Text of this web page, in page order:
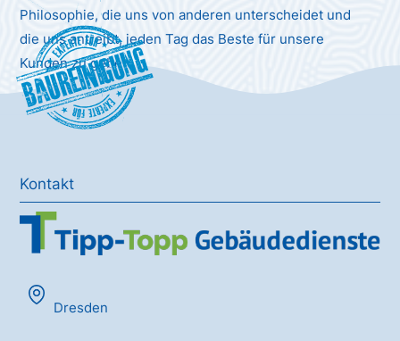
Philosophie, die uns von anderen unterscheidet und
die uns antreibt, jeden Tag das Beste für unsere
Kunden zu geben.
Baureinigung
Kontakt
Dresden